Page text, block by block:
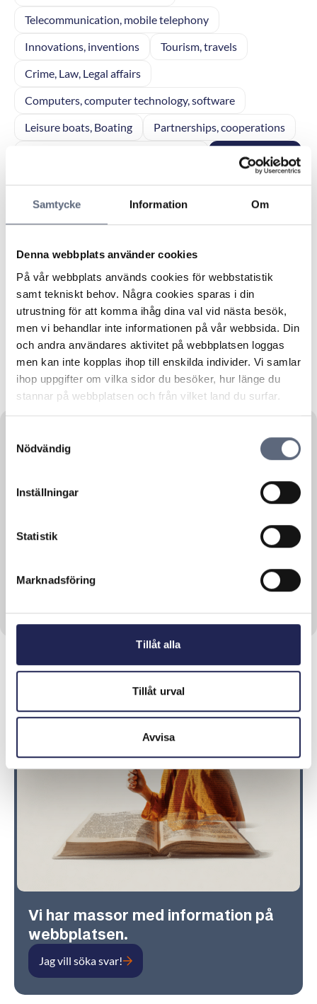
Samtycke Information Om
Denna webbplats använder cookies
På vår webbplats används cookies för webbstatistik
samt tekniskt behov. Några cookies sparas i din
utrustning för att komma ihåg dina val vid nästa besök,
men vi behandlar inte informationen på vår webbsida. Din
och andra användares aktivitet på webbplatsen loggas
men kan inte kopplas ihop till enskilda individer. Vi samlar
ihop uppgifter om vilka sidor du besöker, hur länge du
stannar på webbplatsen och från vilket land du surfar.
Nödvändig
Inställningar
Statistik
Marknadsföring
Tillåt alla
Tillåt urval
Avvisa
Telecommunication, mobile telephony
Innovations, inventions
Tourism, travels
Crime, Law, Legal affairs
Computers, computer technology, software
Leisure boats, Boating
Partnerships, cooperations
Interior design
Computer games
Tourism
Police matters
Infrastructure, Communication
Municipal services
Elderly care
Real Estate, facilities management
Personal finance
Reports
Network products
Vacation
Forest Management
Consumer affairs
Legal affairs
Agriculture
​Ny opartisk rådgivning om
Telekområdgivarna ger sedan 2006 opartisk och
kostnadsfri konsumenträttslig rådgivning om
Läs mer om denna Press
Vi har massor med information på
webbplatsen.
Jag vill söka svar!